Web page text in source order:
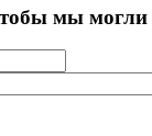
мы могли